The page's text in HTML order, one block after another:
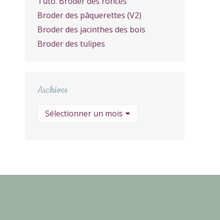
Broder des pâquerettes (V2)
Broder des jacinthes des bois
Broder des tulipes
Archives
Archives